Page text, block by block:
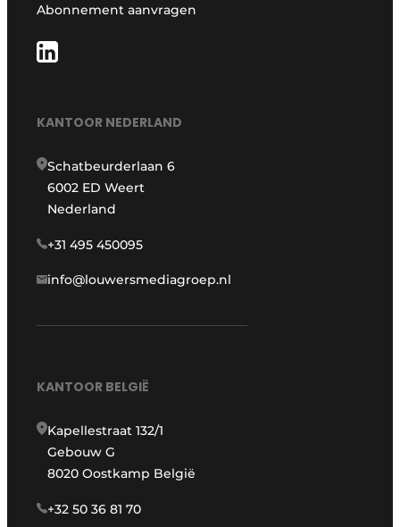
Abonnement aanvragen
KANTOOR NEDERLAND
Schatbeurderlaan 6
6002 ED Weert
Nederland
+31 495 450095
info@louwersmediagroep.nl
KANTOOR BELGIË
Kapellestraat 132/1
Gebouw G
8020 Oostkamp België
+32 50 36 81 70